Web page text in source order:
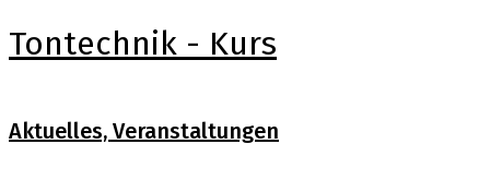
Tontechnik - Kurs
Aktuelles, Veranstaltungen